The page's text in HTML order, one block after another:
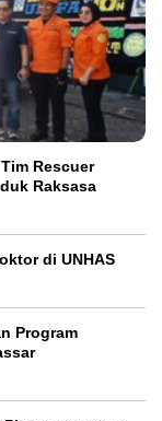
Rescuer
Raksasa
di UNHAS
Program